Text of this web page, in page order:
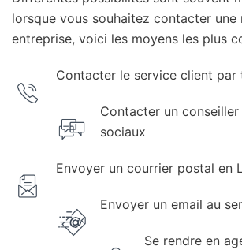
lorsque vous souhaitez contacter une
entreprise, voici les moyens les plus
Contacter le service client par
Contacter un conseiller
sociaux
Envoyer un courrier postal en
Envoyer un email au
Se rendre en